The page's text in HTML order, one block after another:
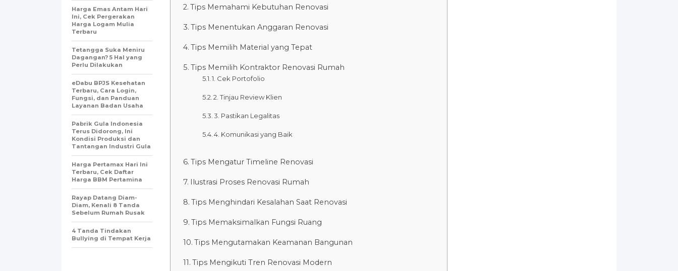
Tips Memahami Kebutuhan Renovasi
Tips Menentukan Anggaran Renovasi
Tips Memilih Material yang Tepat
Tips Memilih Kontraktor Renovasi Rumah
1. Cek Portofolio
2. Tinjau Review Klien
3. Pastikan Legalitas
4. Komunikasi yang Baik
Tips Mengatur Timeline Renovasi
Ilustrasi Proses Renovasi Rumah
Tips Menghindari Kesalahan Saat Renovasi
Tips Memaksimalkan Fungsi Ruang
Tips Mengutamakan Keamanan Bangunan
Tips Mengikuti Tren Renovasi Modern
Harga Emas Antam Hari
Ini, Cek Pergerakan
Harga Logam Mulia
Terbaru
Tetangga Suka Meniru
Dagangan? 5 Hal yang
Perlu Dilakukan
eDabu BPJS Kesehatan
Terbaru, Cara Login,
Fungsi, dan Panduan
Layanan Badan Usaha
Pabrik Gula Indonesia
Terus Didorong, Ini
Kondisi Produksi dan
Tantangan Industri Gula
Harga Pertamax Hari Ini
Terbaru, Cek Daftar
Harga BBM Pertamina
Rayap Datang Diam-
Diam, Kenali 8 Tanda
Sebelum Rumah Rusak
4 Tanda Tindakan
Bullying di Tempat Kerja